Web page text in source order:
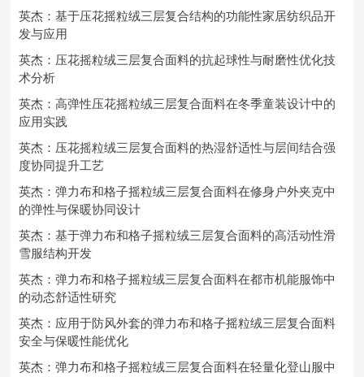
英杰：基于压花摇粒绒三层复合结构的功能性家居纺织品开
发与应用
英杰：压花摇粒绒三层复合面料的抗起球性与耐磨性优化技
术分析
英杰：高弹性压花摇粒绒三层复合面料在冬季童装设计中的
应用实践
英杰：压花摇粒绒三层复合面料的热湿舒适性与层间结合强
度协同提升工艺
英杰：弹力布和格子摇粒绒三层复合面料在修身户外夹克中
的弹性与保暖协同设计
英杰：基于弹力布和格子摇粒绒三层复合面料的高活动性滑
雪服结构开发
英杰：弹力布和格子摇粒绒三层复合面料在都市机能服饰中
的动态舒适性研究
英杰：应用于防风外套的弹力布和格子摇粒绒三层复合面料
安全与保暖性能优化
英杰：弹力布和格子摇粒绒三层复合面料在轻量化登山服中